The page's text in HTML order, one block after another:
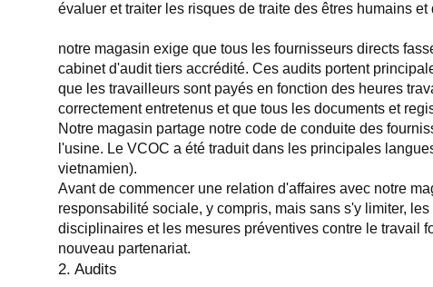
évaluer et traiter les risques de traite des êtres humains
notre magasin exige que tous les fournisseurs directs
cabinet d'audit tiers accrédité. Ces audits portent
que les travailleurs sont payés en fonction des heures
correctement entretenus et que tous les documents et
Notre magasin partage notre code de conduite des
l'usine. Le VCOC a été traduit dans les principales
vietnamien).
Avant de commencer une relation d'affaires avec notre
responsabilité sociale, y compris, mais sans s'y limiter,
disciplinaires et les mesures préventives contre le travail
nouveau partenariat.
2. Audits